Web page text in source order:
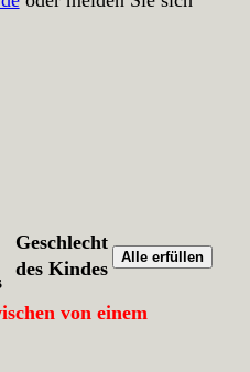
Geschlecht
des Kindes
Alle erfüllen
von einem